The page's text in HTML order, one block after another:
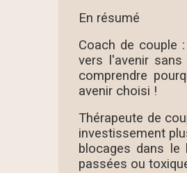
En résumé
Coach de couple
vers l'avenir
comprendre
avenir choisi !
Thérapeute de
investissement
blocages dans
passées ou